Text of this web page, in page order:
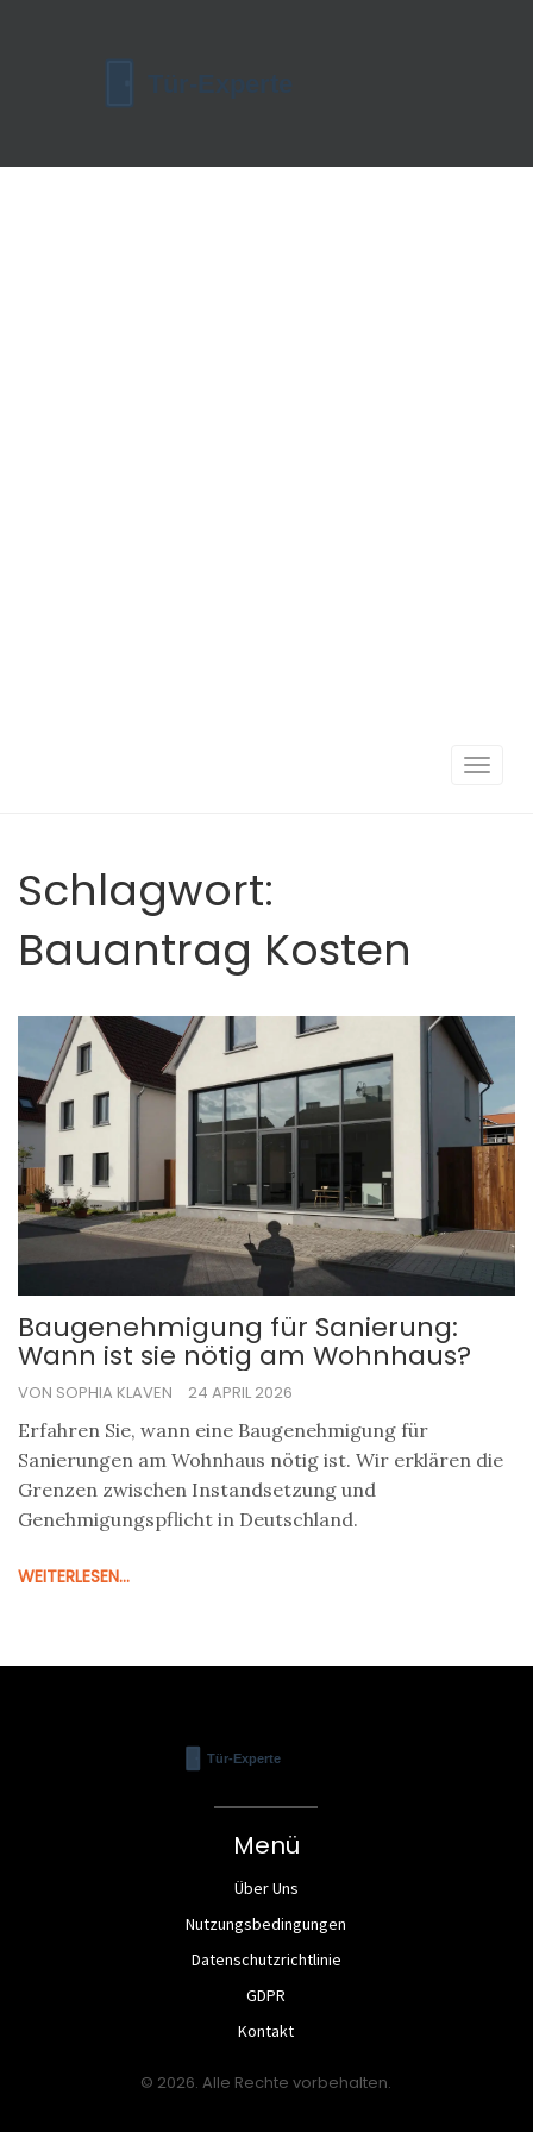
Schlagwort:
Bauantrag Kosten
Baugenehmigung für Sanierung:
Wann ist sie nötig am Wohnhaus?
VON SOPHIA KLAVEN 24 APRIL 2026
Erfahren Sie, wann eine Baugenehmigung für
Sanierungen am Wohnhaus nötig ist. Wir erklären die
Grenzen zwischen Instandsetzung und
Genehmigungspflicht in Deutschland.
WEITERLESEN...
Menü
Über Uns
Nutzungsbedingungen
Datenschutzrichtlinie
GDPR
Kontakt
© 2026. Alle Rechte vorbehalten.